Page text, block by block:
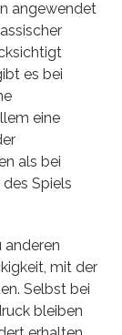
angewendet
es bei
eine
als bei
Spiels
anderen
mit der
Selbst bei
bleiben